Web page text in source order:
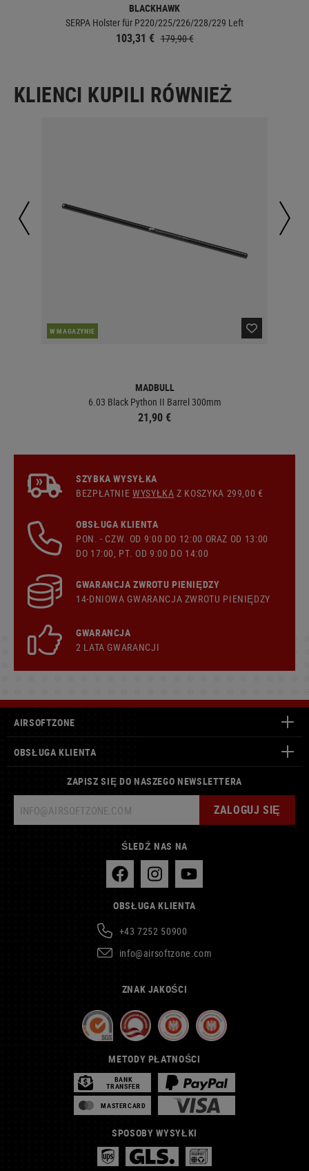
BLACKHAWK
SERPA Holster für P220/225/226/228/229 Left
103,31 € 179,90 €
KLIENCI KUPILI RÓWNIEŻ
W MAGAZYNIE
MADBULL
6.03 Black Python II Barrel 300mm
21,90 €
SZYBKA WYSYŁKA
BEZPŁATNIEWYSYŁKA Z KOSZYKA 299,00 €
OBSŁUGA KLIENTA
PON. - CZW. OD 9:00 DO 12:00 ORAZ OD 13:00
DO 17:00, PT. OD 9:00 DO 14:00
GWARANCJA ZWROTU PIENIĘDZY
14-DNIOWA GWARANCJA ZWROTU PIENIĘDZY
GWARANCJA
2 LATA GWARANCJI
AIRSOFTZONE
OBSŁUGA KLIENTA
ZAPISZ SIĘ DO NASZEGO NEWSLETTERA
ZALOGUJ SIĘ
ŚLEDŹ NAS NA
OBSŁUGA KLIENTA
+43 7252 50900
info@airsoftzone.com
ZNAK JAKOŚCI
METODY PŁATNOŚCI
BANK
TRANSFER
MASTERCARD
SPOSOBY WYSYŁKI